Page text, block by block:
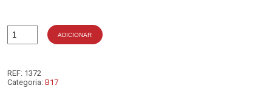
Quantidade
ADICIONAR
REF: 1372
Categoria: B17